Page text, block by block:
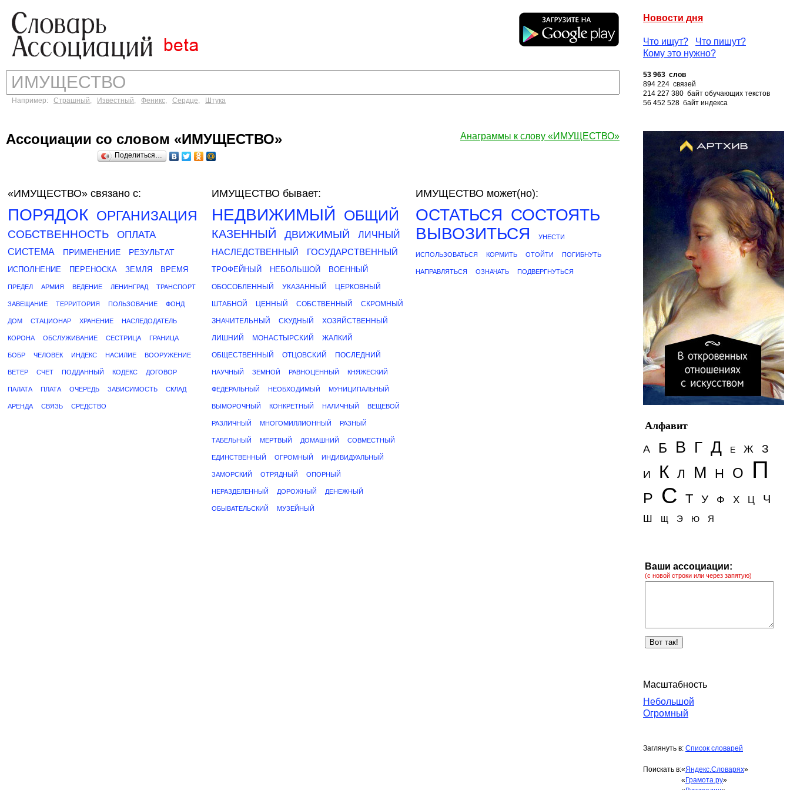
Новости дня
Что ищут?
Что пишут?
Кому это нужно?
Например: Страшный, Известный, Феникс, Сердце, Штука
53 963 слов
894 224 связей
214 227 380 байт обучающих текстов
56 452 528 байт индекса
Анаграммы к слову «ИМУЩЕСТВО»
Ассоциации со словом «ИМУЩЕСТВО»
Поделиться…
«ИМУЩЕСТВО» связано с:
ПОРЯДОК ОРГАНИЗАЦИЯ
СОБСТВЕННОСТЬ ОПЛАТА
СИСТЕМА ПРИМЕНЕНИЕ РЕЗУЛЬТАТ
ИСПОЛНЕНИЕ ПЕРЕНОСКА ЗЕМЛЯ ВРЕМЯ
ПРЕДЕЛ АРМИЯ ВЕДЕНИЕ ЛЕНИНГРАД ТРАНСПОРТ
ЗАВЕЩАНИЕ ТЕРРИТОРИЯ ПОЛЬЗОВАНИЕ ФОНД
ДОМ СТАЦИОНАР ХРАНЕНИЕ НАСЛЕДОДАТЕЛЬ
КОРОНА ОБСЛУЖИВАНИЕ СЕСТРИЦА ГРАНИЦА
БОБР ЧЕЛОВЕК ИНДЕКС НАСИЛИЕ ВООРУЖЕНИЕ
ВЕТЕР СЧЕТ ПОДДАННЫЙ КОДЕКС ДОГОВОР
ПАЛАТА ПЛАТА ОЧЕРЕДЬ ЗАВИСИМОСТЬ СКЛАД
АРЕНДА СВЯЗЬ СРЕДСТВО
ИМУЩЕСТВО бывает:
НЕДВИЖИМЫЙ ОБЩИЙ
КАЗЕННЫЙ ДВИЖИМЫЙ
ЛИЧНЫЙ
НАСЛЕДСТВЕННЫЙ
ГОСУДАРСТВЕННЫЙ
ТРОФЕЙНЫЙ НЕБОЛЬШОЙ ВОЕННЫЙ
ОБОСОБЛЕННЫЙ УКАЗАННЫЙ ЦЕРКОВНЫЙ
ШТАБНОЙ ЦЕННЫЙ СОБСТВЕННЫЙ СКРОМНЫЙ
ЗНАЧИТЕЛЬНЫЙ СКУДНЫЙ ХОЗЯЙСТВЕННЫЙ
ЛИШНИЙ МОНАСТЫРСКИЙ ЖАЛКИЙ
ОБЩЕСТВЕННЫЙ ОТЦОВСКИЙ ПОСЛЕДНИЙ
НАУЧНЫЙ ЗЕМНОЙ РАВНОЦЕННЫЙ КНЯЖЕСКИЙ
ФЕДЕРАЛЬНЫЙ НЕОБХОДИМЫЙ МУНИЦИПАЛЬНЫЙ
ВЫМОРОЧНЫЙ КОНКРЕТНЫЙ НАЛИЧНЫЙ ВЕЩЕВОЙ
РАЗЛИЧНЫЙ МНОГОМИЛЛИОННЫЙ РАЗНЫЙ
ТАБЕЛЬНЫЙ МЕРТВЫЙ ДОМАШНИЙ СОВМЕСТНЫЙ
ЕДИНСТВЕННЫЙ ОГРОМНЫЙ ИНДИВИДУАЛЬНЫЙ
ЗАМОРСКИЙ ОТРЯДНЫЙ ОПОРНЫЙ
НЕРАЗДЕЛЕННЫЙ ДОРОЖНЫЙ ДЕНЕЖНЫЙ
ОБЫВАТЕЛЬСКИЙ МУЗЕЙНЫЙ
ИМУЩЕСТВО может(но):
ОСТАТЬСЯ СОСТОЯТЬ
ВЫВОЗИТЬСЯ
УНЕСТИ
ИСПОЛЬЗОВАТЬСЯ КОРМИТЬ ОТОЙТИ ПОГИБНУТЬ
НАПРАВЛЯТЬСЯ ОЗНАЧАТЬ ПОДВЕРГНУТЬСЯ
Алфавит
А
Б В Г Д Е Ж З
И К Л М Н О П
Р С Т У Ф Х Ц Ч
Ш Щ Э Ю Я
Ваши ассоциации:
(с новой строки или через запятую)
Масштабность
Небольшой
Огромный
Заглянуть в: Список словарей
Поискать в:«Яндекс.Словарях»
« Грамота.ру»